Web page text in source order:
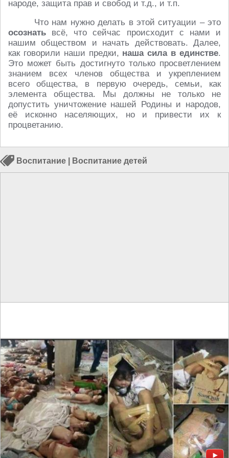
народе, защита прав и свобод и т.д., и т.п.
Что нам нужно делать в этой ситуации – это
осознать всё, что сейчас происходит с нами и
нашим обществом и начать действовать. Далее,
как говорили наши предки, наша сила в единстве.
Это может быть достигнуто только просветлением
знанием всех членов общества и укреплением
всего общества, в первую очередь, семьи, как
элемента общества. Мы должны не только не
допустить уничтожение нашей Родины и народов,
её исконно населяющих, но и привести их к
процветанию.
Воспитание Воспитание детей